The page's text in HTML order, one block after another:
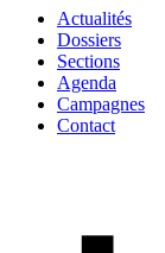
Actualités
Dossiers
Sections
Agenda
Campagnes
Contact